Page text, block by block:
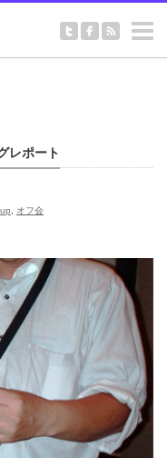
レポート
オフ会